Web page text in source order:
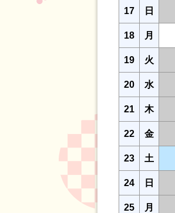
17 日
18 月
19 火
20 水
21 木
22 金
23 土
24 日
25 月